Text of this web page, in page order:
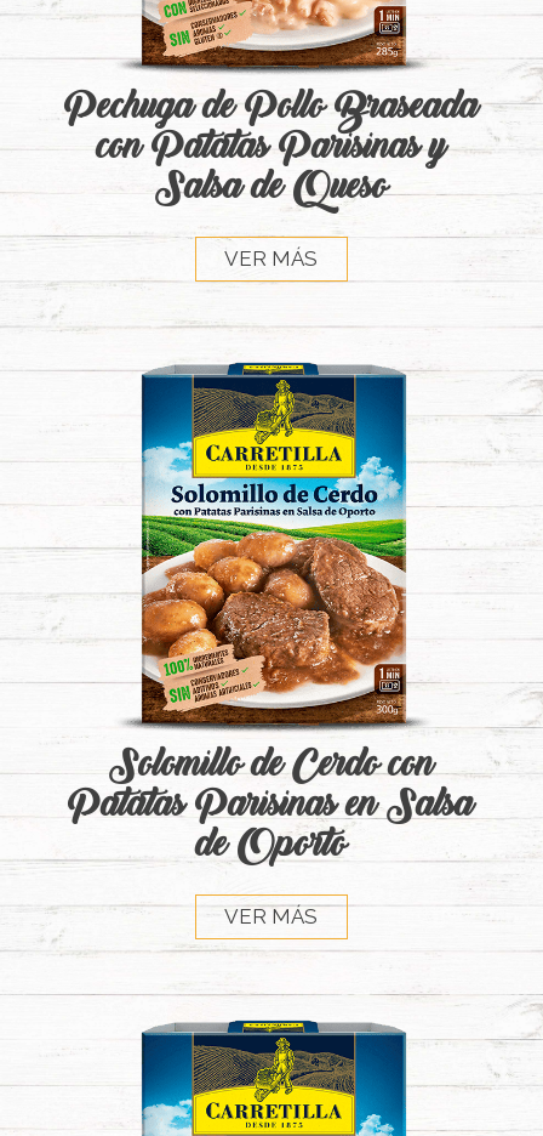
Pechuga de Pollo Braseada
con Patatas Parisinas y
Salsa de Queso
VER MÁS
Solomillo de Cerdo con
Patatas Parisinas en Salsa
de Oporto
VER MÁS